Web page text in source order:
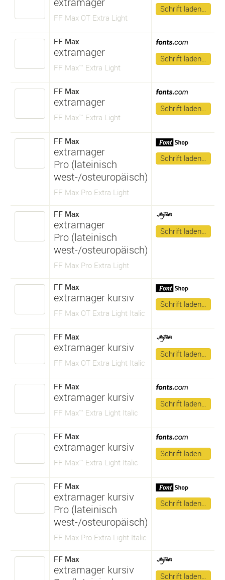
FF Max OT Extra Light
Schrift laden…
FF Max
extramager
FF Max™ Extra Light
Schrift laden…
FF Max
extramager
FF Max™ Extra Light
Schrift laden…
FF Max
extramager
Pro (lateinisch
west-/osteuropäisch)
FF Max Pro Extra Light
Schrift laden…
FF Max
extramager
Pro (lateinisch
west-/osteuropäisch)
FF Max Pro Extra Light
Schrift laden…
FF Max
extramager kursiv
FF Max OT Extra Light Italic
Schrift laden…
FF Max
extramager kursiv
FF Max OT Extra Light Italic
Schrift laden…
FF Max
extramager kursiv
FF Max™ Extra Light Italic
Schrift laden…
FF Max
extramager kursiv
FF Max™ Extra Light Italic
Schrift laden…
FF Max
extramager kursiv
Pro (lateinisch
west-/osteuropäisch)
FF Max Pro Extra Light Italic
Schrift laden…
FF Max
extramager kursiv
Schrift laden…